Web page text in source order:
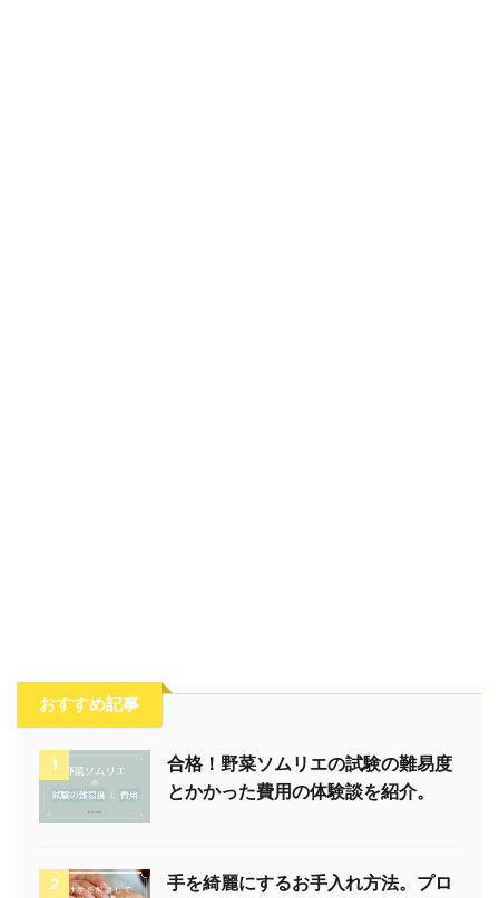
おすすめ記事
1
合格！野菜ソムリエの試験の難易度
とかかった費用の体験談を紹介。
2
手を綺麗にするお手入れ方法。プロ